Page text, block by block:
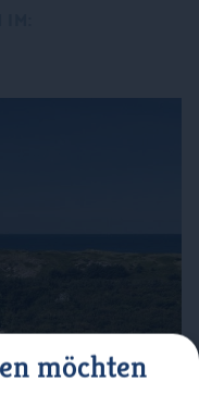
möchten